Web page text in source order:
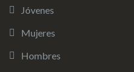
Jóvenes
Mujeres
Hombres